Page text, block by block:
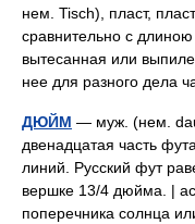
нем. Tisch), пласт,
сравнительно с
вытесанная или
нее для разного дела
ДЮЙМ — муж. (нем.
двенадцатая часть
линий. Русский фут
вершке 13/4 дюйма. |
поперечника солнца